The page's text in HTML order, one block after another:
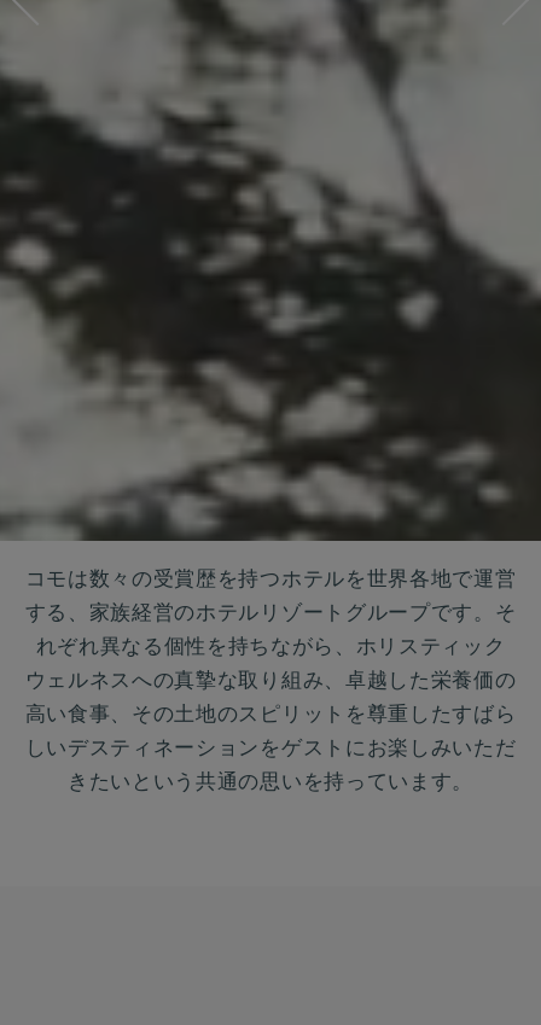
コ
モ
ホ
テ
ル
ズ
コモは数々の受賞歴を持つホテルを世界各地で運営
する、家族経営のホテルリゾートグループです。そ
れぞれ異なる個性を持ちながら、ホリスティック
ウェルネスへの真摯な取り組み、卓越した栄養価の
高い食事、その土地のスピリットを尊重したすばら
しいデスティネーションをゲストにお楽しみいただ
きたいという共通の思いを持っています。